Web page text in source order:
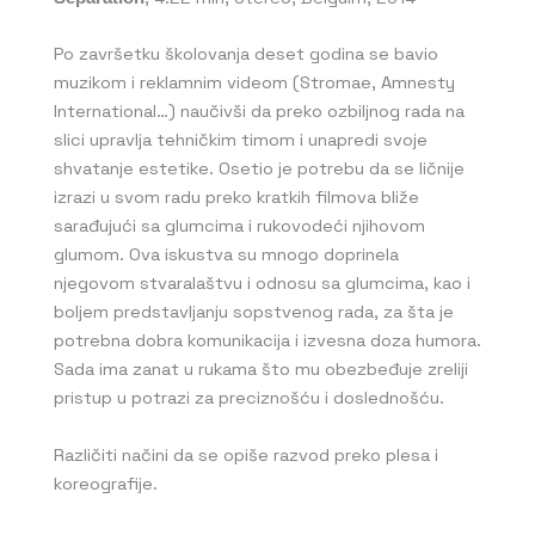
Po završetku školovanja deset godina se bavio
muzikom i reklamnim videom (Stromae, Amnesty
International…) naučivši da preko ozbiljnog rada na
slici upravlja tehničkim timom i unapredi svoje
shvatanje estetike. Osetio je potrebu da se ličnije
izrazi u svom radu preko kratkih filmova bliže
sarađujući sa glumcima i rukovodeći njihovom
glumom. Ova iskustva su mnogo doprinela
njegovom stvaralaštvu i odnosu sa glumcima, kao i
boljem predstavljanju sopstvenog rada, za šta je
potrebna dobra komunikacija i izvesna doza humora.
Sada ima zanat u rukama što mu obezbeđuje zreliji
pristup u potrazi za preciznošću i doslednošću.
Različiti načini da se opiše razvod preko plesa i
koreografije.